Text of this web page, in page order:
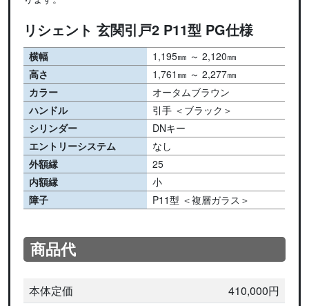
リシェント 玄関引戸2 P11型 PG仕様
横幅
1,195㎜ ～ 2,120㎜
高さ
1,761㎜ ～ 2,277㎜
カラー
オータムブラウン
ハンドル
引手 ＜ブラック＞
シリンダー
DNキー
エントリーシステム
なし
外額縁
25
内額縁
小
障子
P11型 ＜複層ガラス＞
商品代
本体定価
410,000円